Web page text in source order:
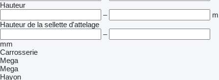
Hauteur
–
m
Hauteur de la sellette d'attelage
–
mm
Carrosserie
Mega
Mega
Hayon